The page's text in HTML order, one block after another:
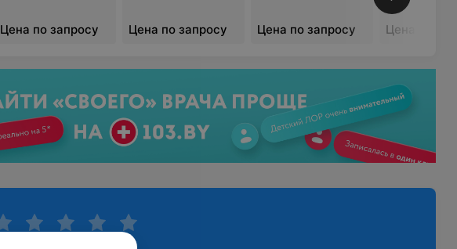
Цена по запросу Цена по запросу Цена по запросу Цена по